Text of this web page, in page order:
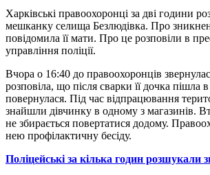
Харківські правоохоронці за дві години
мешканку селища Безлюдівка. Про
повідомила її мати. Про це розповіли в
управління поліції.
Вчора о 16:40 до правоохоронців
розповіла, що після сварки її дочка пішла
повернулася. Під час відпрацювання
знайшли дівчинку в одному з магазинів.
не збирається повертатися додому.
нею профілактичну бесіду.
Поліцейські за кілька годин розшукали